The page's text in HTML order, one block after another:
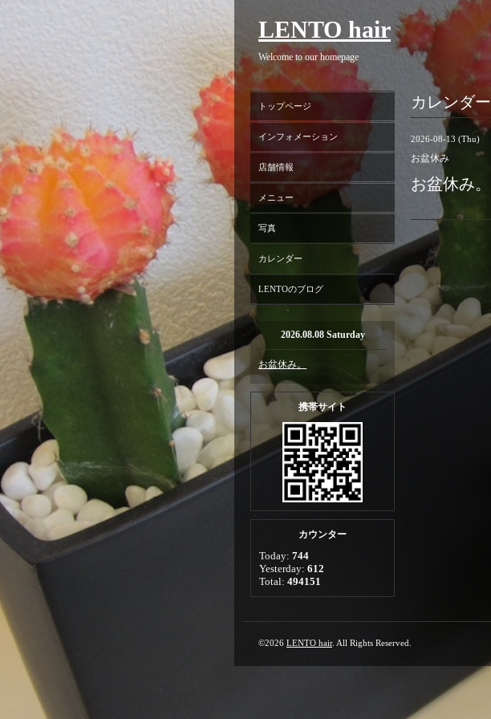
LENTO hair
Welcome to our homepage
カレンダー
2026-08-13 (Thu)
お盆休み
お盆休み。
トップページ
インフォメーション
店舗情報
メニュー
写真
カレンダー
LENTOのブログ
2026.08.08 Saturday
お盆休み。
携帯サイト
カウンター
Today: 744
Yesterday: 612
Total: 494151
©2026 LENTO hair. All Rights Reserved.